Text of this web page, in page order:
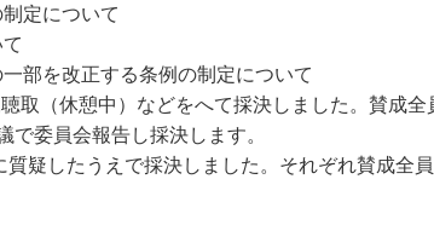
定について
部を改正する条例の制定について
取（休憩中）などをへて採決しました。賛成全
委員会報告し採決します。
疑したうえで採決しました。それぞれ賛成全